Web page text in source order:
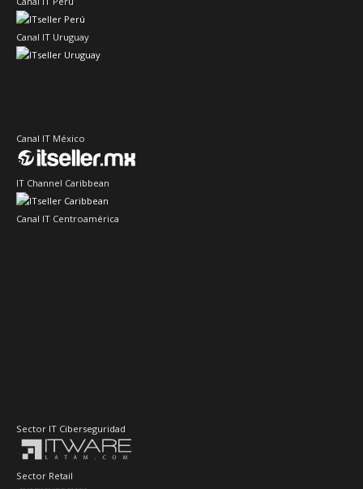
Canal IT Uruguay
Canal IT México
IT Channel Caribbean
Canal IT Centroamérica
Sector IT Ciberseguridad
Sector Retail